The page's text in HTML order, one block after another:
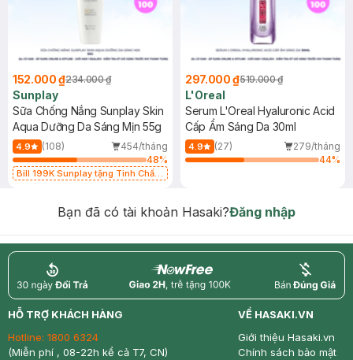
152.000 ₫234.000 ₫
Sunplay
Sữa Chống Nắng Sunplay Skin
Aqua Dưỡng Da Sáng Mịn 55g
4.9 (108)
454/tháng
48%
Bill 199K Sunplay tặng Tinh Chất
297.000 ₫519.000 ₫
L'Oreal
Serum L'Oreal Hyaluronic Acid
Cấp Ẩm Sáng Da 30ml
4.9 (27)
279/tháng
44%
Bạn đã có tài khoản Hasaki?Đăng nhập
return nowfree price
HỖ TRỢ KHÁCH HÀNG
Hotline: 1800 6324
(Miễn phí , 08-22h kể cả T7, CN)
VỀ HASAKI.VN
Giới thiệu Hasaki.vn
Chính sách bảo mật